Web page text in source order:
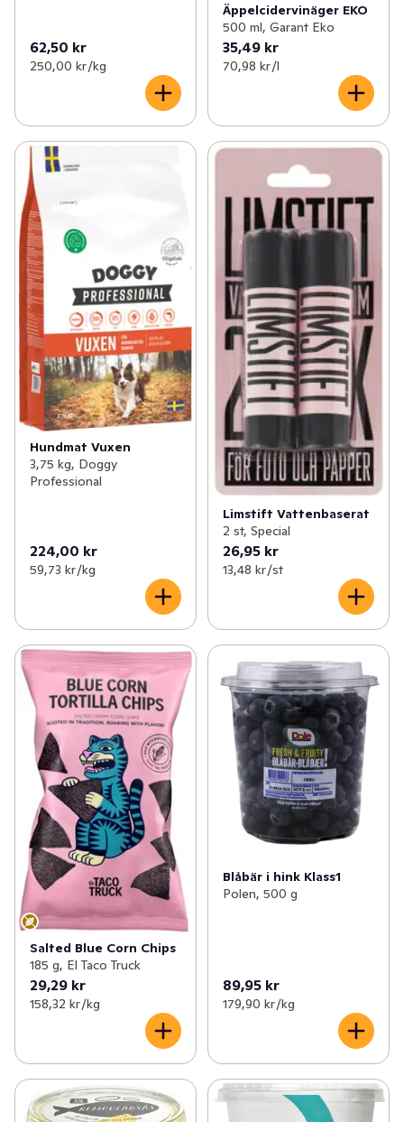
62,50 kr
250,00 kr /kg
Äppelcidervinäger EKO
500 ml, Garant Eko
35,49 kr
70,98 kr /l
Hundmat Vuxen
3,75 kg, Doggy
Professional
224,00 kr
59,73 kr /kg
Limstift Vattenbaserat
2 st, Special
26,95 kr
13,48 kr /st
Salted Blue Corn Chips
185 g, El Taco Truck
29,29 kr
158,32 kr /kg
Blåbär i hink Klass1
Polen, 500 g
89,95 kr
179,90 kr /kg